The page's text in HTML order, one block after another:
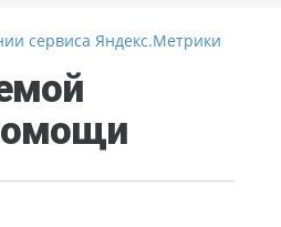
сервиса Яндекс.Метрики